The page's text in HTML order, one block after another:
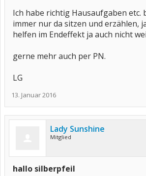
Ich habe richtig Hausaufgaben etc.
immer nur da sitzen und erzählen,
helfen im Endeffekt ja auch nicht
gerne mehr auch per PN.
LG
13. Januar 2016
Lady Sunshine
Mitglied
hallo silberpfeil